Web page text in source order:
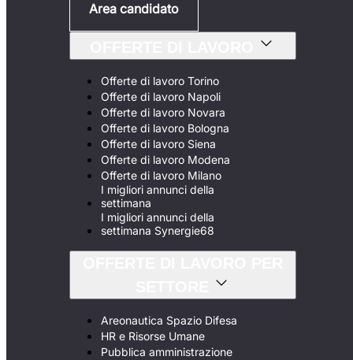
Area candidato
Offerte di lavoro Torino
Offerte di lavoro Napoli
Offerte di lavoro Novara
Offerte di lavoro Bologna
Offerte di lavoro Siena
Offerte di lavoro Modena
Offerte di lavoro Milano
I migliori annunci della
settimana
I migliori annunci della
settimana Synergie68
Areonautica Spazio Difesa
HR e Risorse Umane
Pubblica amministrazione